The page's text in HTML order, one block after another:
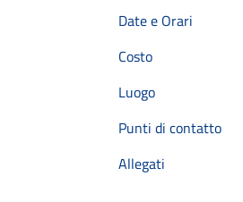
Date e Orari
Costo
Luogo
Punti di contatto
Allegati